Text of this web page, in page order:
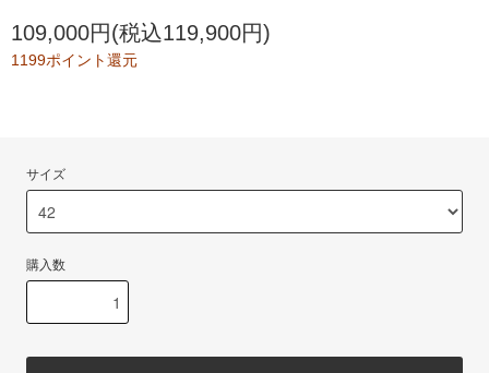
109,000円(税込119,900円)
1199ポイント還元
サイズ
購入数